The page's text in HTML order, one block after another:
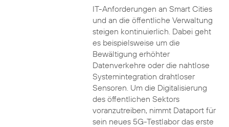
IT-Anforderungen an Smart Cities
und an die öffentliche Verwaltung
steigen kontinuierlich. Dabei geht
es beispielsweise um die
Bewältigung erhöhter
Datenverkehre oder die nahtlose
Systemintegration drahtloser
Sensoren. Um die Digitalisierung
des öffentlichen Sektors
voranzutreiben, nimmt Dataport für
sein neues 5G-Testlabor das erste